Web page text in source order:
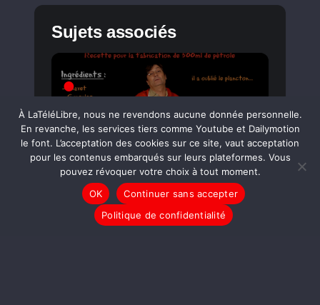
Sujets associés
est un Trésor
À LaTéléLibre, nous ne revendons aucune donnée personnelle.
En revanche, les services tiers comme Youtube et Dailymotion
le font. L’acceptation des cookies sur ce site, vaut acceptation
pour les contenus embarqués sur leurs plateformes. Vous
pouvez révoquer votre choix à tout moment.
OK
Continuer sans accepter
Politique de confidentialité